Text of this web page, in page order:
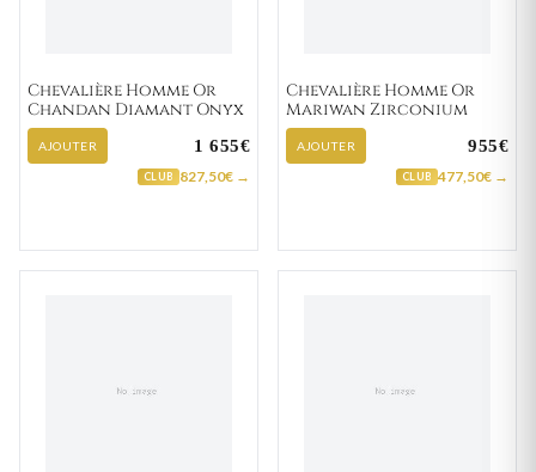
Chevalière Homme Or
Chandan Diamant Onyx
AJOUTER 1 655€
CLUB 827,50€ →
Chevalière Homme Or
Mariwan Zirconium
AJOUTER 955€
CLUB 477,50€ →